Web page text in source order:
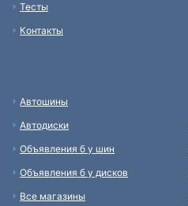
Тесты
Контакты
Автошины
Автодиски
Объявления б у шин
Объявления б у дисков
Все магазины